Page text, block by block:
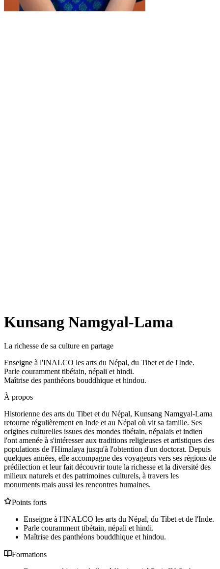
Kunsang Namgyal-Lama
La richesse de sa culture en partage
Enseigne à l'INALCO les arts du Népal, du Tibet et de l'Inde.
Parle couramment tibétain, népali et hindi.
Maîtrise des panthéons bouddhique et hindou.
À propos
Historienne des arts du Tibet et du Népal, Kunsang Namgyal-Lama
retourne régulièrement en Inde et au Népal où vit sa famille. Ses
origines culturelles issues des mondes tibétain, népalais et indien
l'ont amenée à s'intéresser aux traditions religieuses et artistiques des
populations de l'Himalaya jusqu'à l'obtention d'un doctorat. Depuis
quelques années, elle accompagne des voyageurs vers ses régions de
prédilection et leur fait découvrir toute la richesse et la diversité des
milieux naturels et des patrimoines culturels, à travers les
monuments mais aussi les rencontres humaines.
Points forts
Enseigne à l'INALCO les arts du Népal, du Tibet et de l'Inde.
Parle couramment tibétain, népali et hindi.
Maîtrise des panthéons bouddhique et hindou.
Formations